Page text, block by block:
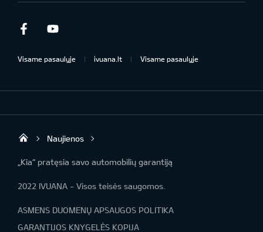
Facebook
Visame pasaulyje ivuana.lt Visame pasaulyje
KIA automobilių centras | IVUANA
Naujienos
„Kia“ pratęsia savo automobilių garantiją
2022 IVUANA - Visos teisės saugomos.
ASMENS DUOMENŲ APSAUGOS POLITIKA
GARANTIJOS KNYGELĖS KOPIJA